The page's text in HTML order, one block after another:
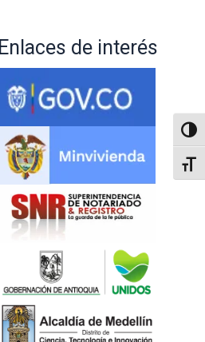
Enlaces de interés